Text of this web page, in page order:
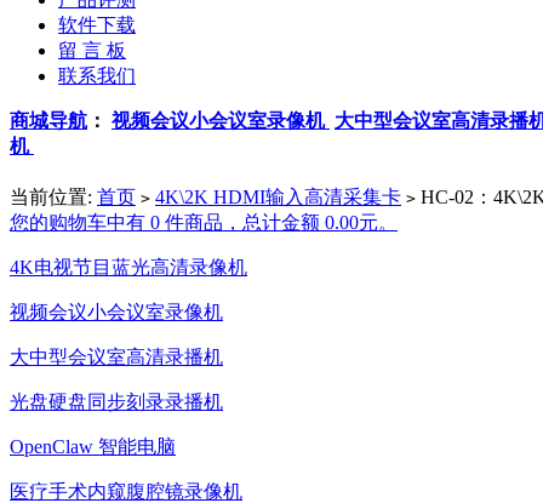
软件下载
留 言 板
联系我们
商城导航 ： 视频会议小会议室录像机 大中型会议室高清录播
机
当前位置: 首页 > 4K\2K HDMI输入高清采集卡 > HC-02：
您的购物车中有 0 件商品，总计金额 0.00元。
4K电视节目蓝光高清录像机
视频会议小会议室录像机
大中型会议室高清录播机
光盘硬盘同步刻录录播机
OpenClaw 智能电脑
医疗手术内窥腹腔镜录像机